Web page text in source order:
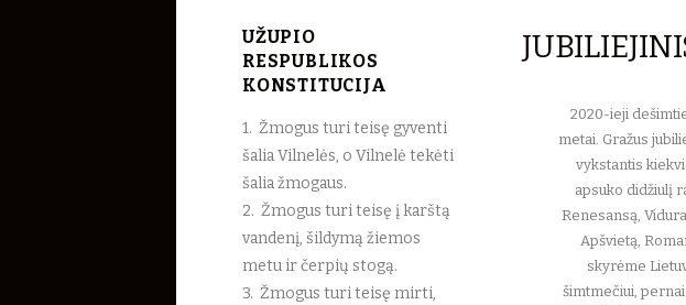
2020-ieji
metai. Gražus
vykstantis
apsuko didžiulį
Renesansą,
Apšvietą,
skyrėme
šimtmečiui,
UŽUPIO
RESPUBLIKOS
KONSTITUCIJA
1. Žmogus turi teisę gyventi
šalia Vilnelės, o Vilnelė tekėti
šalia žmogaus.
2. Žmogus turi teisę į karštą
vandenį, šildymą žiemos
metu ir čerpių stogą.
3. Žmogus turi teisę mirti,